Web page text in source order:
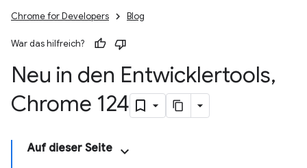
Chrome for Developers Blog
War das hilfreich?
Neu in den Entwicklertools,
Chrome 124
Auf dieser Seite